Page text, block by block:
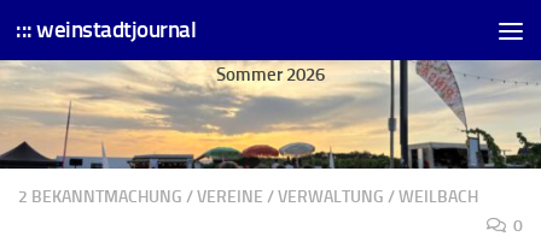
Skip to content
::: weinstadtjournal
Sommer 2026
2 BEKANNTMACHUNG /VEREINE /VERWALTUNG /WEILBACH
0